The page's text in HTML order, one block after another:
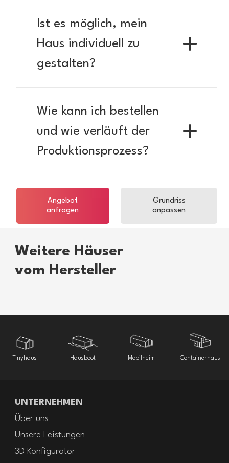
Ist es möglich, mein
Haus individuell zu
gestalten?
Wie kann ich bestellen
und wie verläuft der
Produktionsprozess?
Angebot
anfragen
Grundriss
anpassen
Weitere Häuser
vom Hersteller
ab 238.390 EUR
ab 132.900 EUR
ab 389.900 EUR
Tinyhaus Hausboot Mobilheim Containerhaus
UNTERNEHMEN
Über uns
Unsere Leistungen
3D Konfigurator